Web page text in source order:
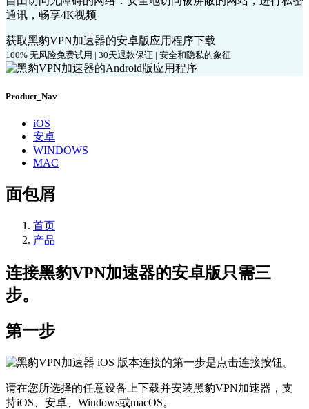
通讯，畅享4K视频
获取黑豹VPN加速器的安卓版应用程序下载
100% 无风险免费试用 | 30天退款保证 | 安全和隐私的象征
Product_Nav
iOS
安卓
WINDOWS
MAC
面包屑
首页
产品
连接黑豹VPN加速器的安卓版只需三
步。
第一步
请在您所选择的任意设备上下载并安装黑豹VPN加速器，支
持iOS、安卓、Windows或macOS。